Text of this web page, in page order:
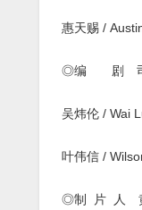
惠天赐 /
◎编 剧 司徒
吴炜伦 / Wai
叶伟信 /
◎制 片 人 黄